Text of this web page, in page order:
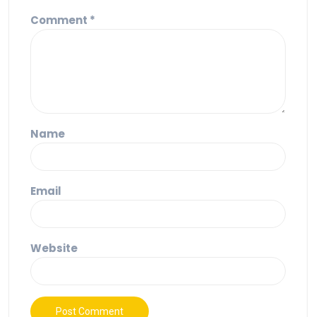
Comment *
Name
Email
Website